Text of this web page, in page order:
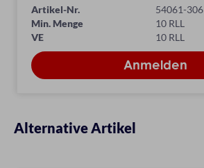
Artikel-Nr.
54061-306
Min. Menge
10 RLL
VE
10 RLL
Alternative Artikel